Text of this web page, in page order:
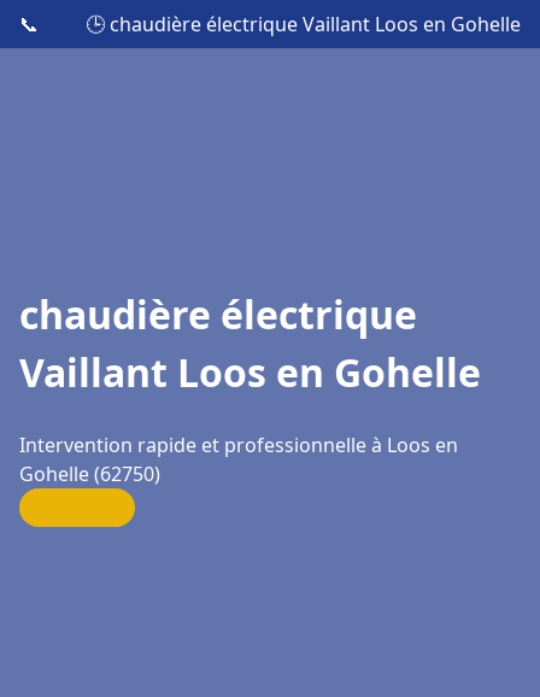
📞 🕒 chaudière électrique Vaillant Loos en Gohelle
chaudière électrique
Vaillant Loos en Gohelle
Intervention rapide et professionnelle à Loos en
Gohelle (62750)